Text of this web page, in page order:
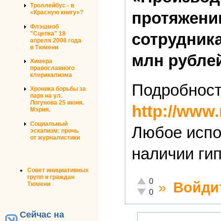
Троллейбус - в
«Красную книгу»?
Флэшмоб
"Сцепка" 18
апреля 2008 года
в Тюмени
Химера
православного
клерикализма
Хроника борьбы за
парк на ул.
Логунова 25 июня.
Мэрия.
Социальный
эскапизм: прочь
от журналистики
Совет инициативных
групп и граждан
Тюмени
Сейчас на
млн
http://
Любое
наличии
Отлично!
0
Неадекватно!
0 »